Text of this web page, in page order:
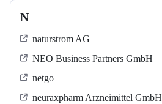
N
naturstrom AG
NEO Business Partners GmbH
netgo
neuraxpharm Arzneimittel GmbH